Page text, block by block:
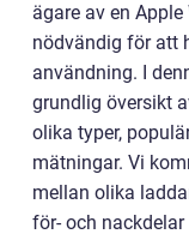
ägare av en
nödvändig för att
användning. I
grundlig översikt
olika typer,
mätningar. Vi
mellan olika
för- och